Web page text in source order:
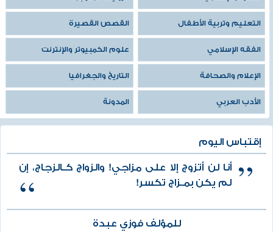
التعليم وتربية الأطفال القصص القصيرة
الفقه الإسلامي علوم الكمبيوتر والإنترنت
الإعلام والصحافة التاريخ والجغرافيا
الأدب العربي المدونة
إقتباس اليوم
أنا لن أتزوج إلا على مزاجي! والزواج كـالزجاج، إن
لم يكن بمـزاج تكسر!
للمؤلف فوزي عبدة